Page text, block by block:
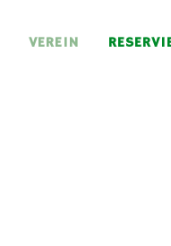
VEREIN